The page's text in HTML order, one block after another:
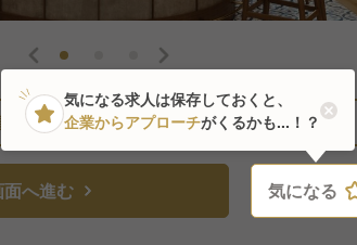
近1人がこの求人を検討中
へ進む 気になる
気になる
気になる求人は保存しておくと、
企業からアプローチがくるかも...！？